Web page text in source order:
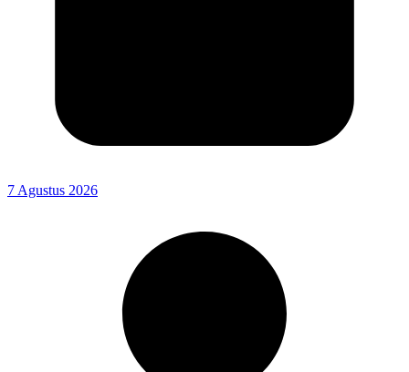
7 Agustus 2026